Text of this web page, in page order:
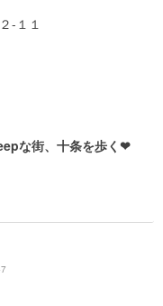
-１１
な街、十条を歩く❤︎